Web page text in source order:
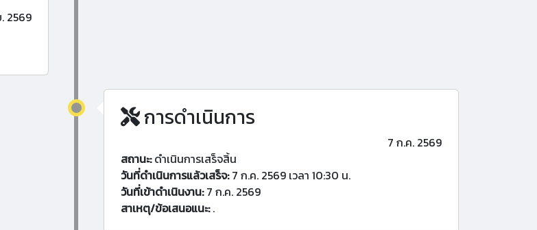
2569
การดำเนินการ
7 ก.ค. 2569
สถานะ:ดำเนินการเสร็จสิ้น
วันที่ดำเนินการแล้วเสร็จ:7 ก.ค. 2569 เวลา 10:30 น.
วันที่เข้าดำเนินงาน:7 ก.ค. 2569
สาเหตุ/ข้อเสนอแนะ:.